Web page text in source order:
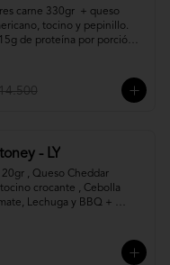
carne 330gr  + queso
tocino y pepinillo.
de proteína por porción.
- LY
, Queso Cheddar
crocante , Cebolla
Lechuga y BBQ +